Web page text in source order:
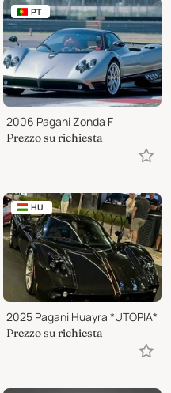
PT
2006 Pagani Zonda F
Prezzo su richiesta
HU
2025 Pagani Huayra *UTOPIA*
Prezzo su richiesta